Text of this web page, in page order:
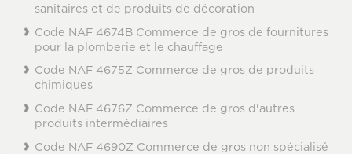
sanitaires et de produits de décoration
Code NAF 4674B Commerce de gros de fournitures
pour la plomberie et le chauffage
Code NAF 4675Z Commerce de gros de produits
chimiques
Code NAF 4676Z Commerce de gros d'autres
produits intermédiaires
Code NAF 4690Z Commerce de gros non spécialisé